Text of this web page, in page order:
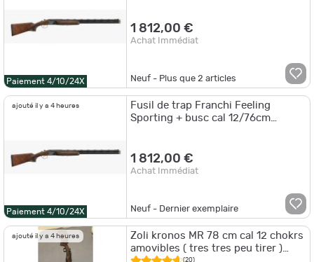
Paiement 4/10/24X
1 812,00 €
Achat Immédiat
Neuf - Plus que2 articles
ajouté il y a 4 heures
Paiement 4/10/24X
Fusil de trap Franchi Feeling
Sporting + busc cal 12/76cm
1 812,00 €
Achat Immédiat
Neuf - Dernier exemplaire
ajouté il y a 4 heures
Zoli kronos MR 78 cm cal 12 chokrs
amovibles ( tres tres peu tirer )
(20)